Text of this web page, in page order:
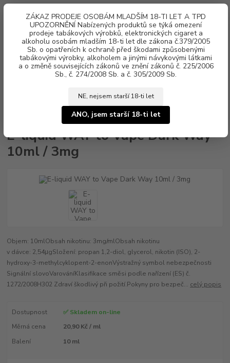
ZÁKAZ PRODEJE OSOBÁM MLADŠÍM 18-TI LET A TPD
UPOZORNĚNÍ Nabízených produktů se týká omezení
prodeje tabákových výrobků, elektronických cigaret a
alkoholu osobám mladším 18-ti let dle zákona č.379/2005
Sb. o opatřeních k ochraně před škodami způsobenými
tabákovými výrobky, alkoholem a jinými návykovými látkami
a o změně souvisejících zákonů ve znění zákonů č. 225/2006
Sb., č. 274/2008 Sb. a č. 305/2009 Sb.
NE, nejsem starší 18-ti let
ANO, jsem starší 18-ti let
Menu
za0 Kč
E-liquid WAY to Vape Dark Way
10ml / 3mg
Objem: 10mlObsah nikotinu: 3mg/mlObsah nikotinu
v dávce: 2,54μgSložení: propan 1,2-diol, glycerol, nikotin (ISO), 2-
hydroxy-3-methylcyklopent-2-enonVýstražný symbol nebezpečnosti
Signální slovoVarováníKlasifikace směsi podle nařízení (ES) č.
1272/2008H302 Zdraví škodlivý při požití.Pokyny pro bezpeč... celý popis
Dostupnost
✅ Skladem on-line
Měrná cena
20,90 Kč / ml
Balení
10 ml